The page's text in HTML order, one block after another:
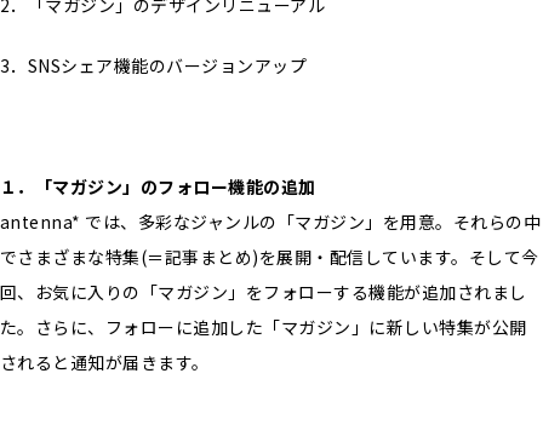
2．「マガジン」のデザインリニューアル
3．SNSシェア機能のバージョンアップ
１．「マガジン」のフォロー機能の追加
antenna* では、多彩なジャンルの「マガジン」を用意。それらの中
でさまざまな特集(＝記事まとめ)を展開・配信しています。そして今
回、お気に入りの「マガジン」をフォローする機能が追加されまし
た。さらに、フォローに追加した「マガジン」に新しい特集が公開
されると通知が届きます。